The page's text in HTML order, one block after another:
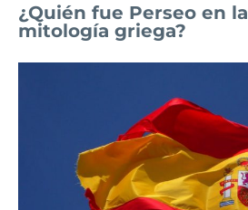
¿Quién fue Perseo en la
mitología griega?